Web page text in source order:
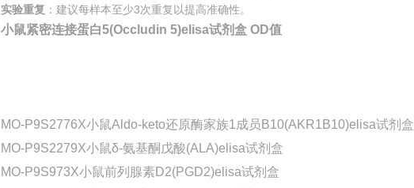
实验重复 ：建议每样本至少3次重复以提高准确性。
小鼠紧密连接蛋白5(Occludin 5)elisa试剂盒 OD值
MO-P9S2776X小鼠Aldo-keto还原酶家族1成员B10(AKR1B10)elisa试剂盒
MO-P9S2279X小鼠δ-氨基酮戊酸(ALA)elisa试剂盒
MO-P9S973X小鼠前列腺素D2(PGD2)elisa试剂盒